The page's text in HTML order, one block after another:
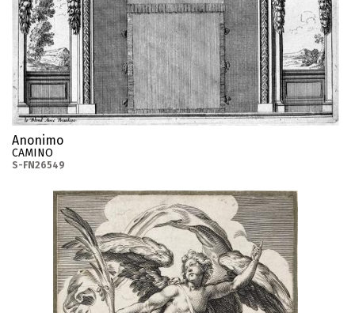
Anonimo
CAMINO
S-FN26549